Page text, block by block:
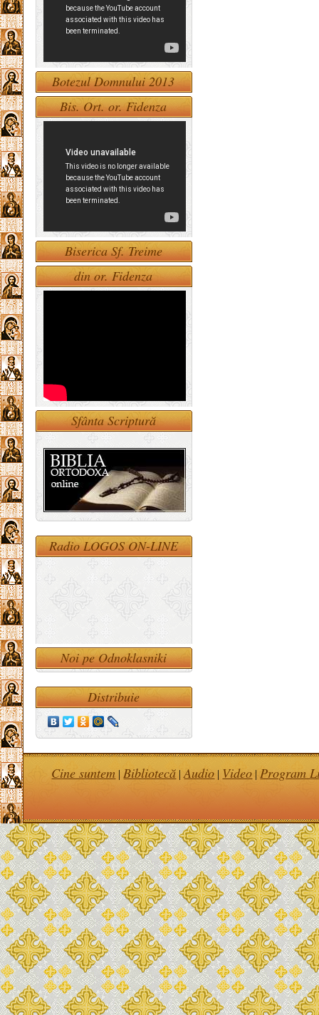
Botezul Domnului 2013
Bis. Ort. or. Fidenza
Biserica Sf. Treime
din or. Fidenza
Sfânta Scriptură
Radio LOGOS ON-LINE
Noi pe Odnoklasniki
Distribuie
Cine suntem | Bibliotecă |Audio | Video | Program